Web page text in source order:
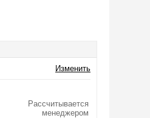
Изменить
Рассчитывается
менеджером